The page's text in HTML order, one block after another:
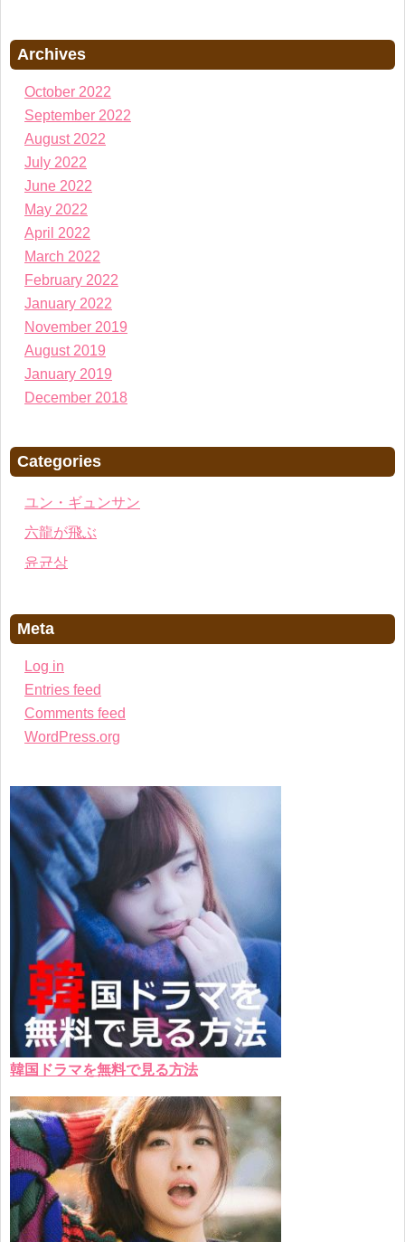
Archives
October 2022
September 2022
August 2022
July 2022
June 2022
May 2022
April 2022
March 2022
February 2022
January 2022
November 2019
August 2019
January 2019
December 2018
Categories
ユン・ギュンサン
六龍が飛ぶ
윤균상
Meta
Log in
Entries feed
Comments feed
WordPress.org
韓国ドラマを無料で見る方法